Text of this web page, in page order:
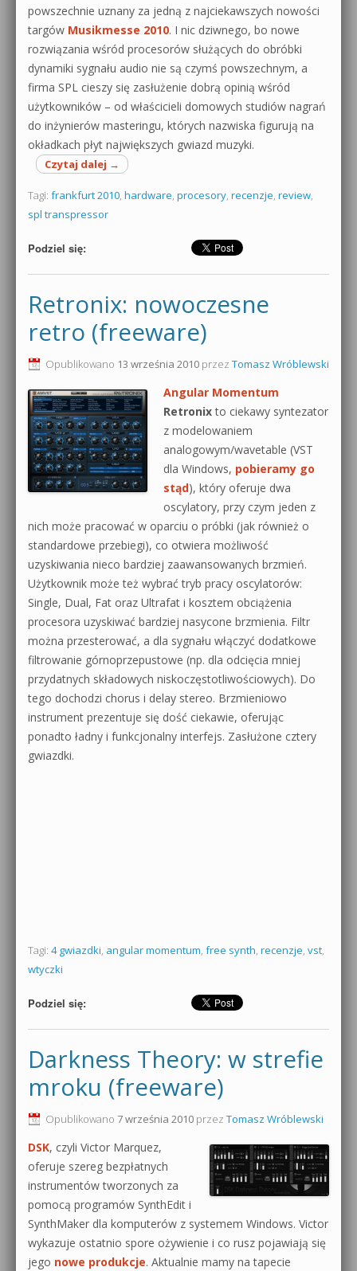
powszechnie uznany za jedną z najciekawszych nowości
targów Musikmesse 2010. I nic dziwnego, bo nowe
rozwiązania wśród procesorów służących do obróbki
dynamiki sygnału audio nie są czymś powszechnym, a
firma SPL cieszy się zasłużenie dobrą opinią wśród
użytkowników – od właścicieli domowych studiów nagrań
do inżynierów masteringu, których nazwiska figurują na
okładkach płyt największych gwiazd muzyki.
Czytaj dalej →
Tagi: frankfurt 2010, hardware, procesory, recenzje, review,
spl transpressor
Podziel się:
Retronix: nowoczesne
retro (freeware)
Opublikowano 13 września 2010 przez Tomasz Wróblewski
Angular Momentum
Retronixto ciekawy syntezator
z modelowaniem
analogowym/wavetable (VST
dla Windows, pobieramy go
stąd), który oferuje dwa
oscylatory, przy czym jeden z
nich może pracować w oparciu o próbki (jak również o
standardowe przebiegi), co otwiera możliwość
uzyskiwania nieco bardziej zaawansowanych brzmień.
Użytkownik może też wybrać tryb pracy oscylatorów:
Single, Dual, Fat oraz Ultrafat i kosztem obciążenia
procesora uzyskiwać bardziej nasycone brzmienia. Filtr
można przesterować, a dla sygnału włączyć dodatkowe
filtrowanie górnoprzepustowe (np. dla odcięcia mniej
przydatnych składowych niskoczęstotliwościowych). Do
tego dochodzi chorus i delay stereo. Brzmieniowo
instrument prezentuje się dość ciekawie, oferując
ponadto ładny i funkcjonalny interfejs. Zasłużone cztery
gwiazdki.
Tagi: 4 gwiazdki, angular momentum, free synth, recenzje, vst,
wtyczki
Podziel się:
Darkness Theory: w strefie
mroku (freeware)
Opublikowano 7 września 2010 przez Tomasz Wróblewski
DSK, czyli Victor Marquez,
oferuje szereg bezpłatnych
instrumentów tworzonych za
pomocą programów SynthEdit i
SynthMaker dla komputerów z systemem Windows. Victor
wykazuje ostatnio spore ożywienie i co rusz pojawiają się
jego nowe produkcje. Aktualnie mamy na tapecie